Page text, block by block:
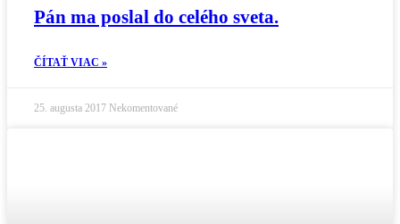
Pán ma poslal do celého sveta.
ČÍTAŤ VIAC »
25. augusta 2017 Nekomentované